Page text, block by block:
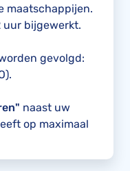
maatschappijen.
uur bijgewerkt.
gevolgd:
naast uw
op maximaal